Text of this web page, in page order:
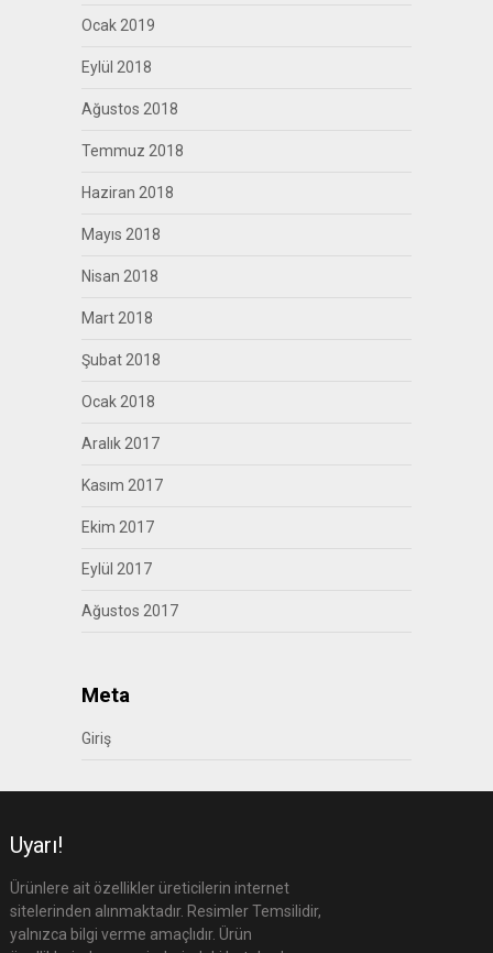
Ocak 2019
Eylül 2018
Ağustos 2018
Temmuz 2018
Haziran 2018
Mayıs 2018
Nisan 2018
Mart 2018
Şubat 2018
Ocak 2018
Aralık 2017
Kasım 2017
Ekim 2017
Eylül 2017
Ağustos 2017
Meta
Giriş
Uyarı!
Ürünlere ait özellikler üreticilerin internet
sitelerinden alınmaktadır. Resimler Temsilidir,
yalnızca bilgi verme amaçlıdır. Ürün